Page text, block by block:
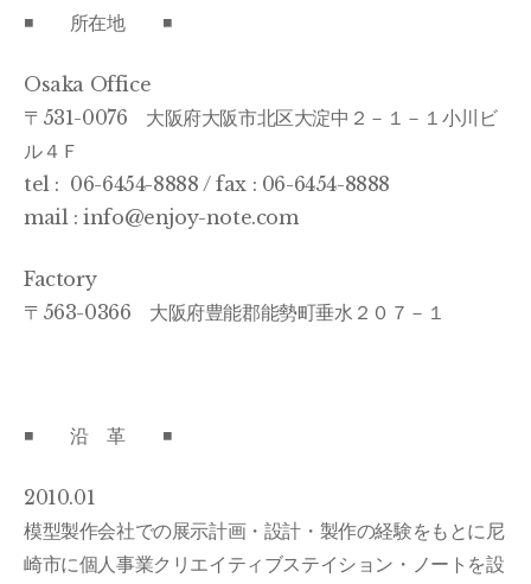
◾️ 所在地 ◾️
Osaka Office
〒531-0076 大阪府大阪市北区大淀中２－１－１小川ビ
ル４Ｆ
tel : 06-6454-8888 / fax : 06-6454-8888
mail : info@enjoy-note.com
Factory
〒563-0366 大阪府豊能郡能勢町垂水２０７－１
◾️ 沿 革 ◾️
2010.01
模型製作会社での展示計画・設計・製作の経験をもとに尼
崎市に個人事業クリエイティブステイション・ノートを設